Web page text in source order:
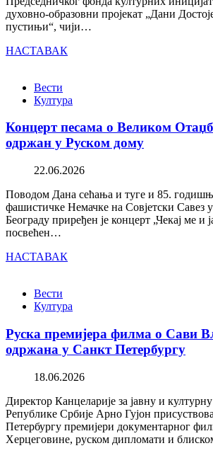
духовно-образовни пројекат „Дани
пустињи“, чији…
НАСТАВАК
Вести
Култура
Концерт песама о Великом
одржан у Руском дому
22.06.2026
Поводом Дана сећања и туге и 85.
фашистичке Немачке на Совјетски Савез
Београду приређен је концерт „Чекај ме и
посвећен…
НАСТАВАК
Вести
Култура
Руска премијера филма о Сави
одржана у Санкт Петербургу
18.06.2026
Директор Канцеларије за јавну и
Републике Србије Арно Гујон
Петербургу премијери документарног
Херцеговине, руском дипломати и